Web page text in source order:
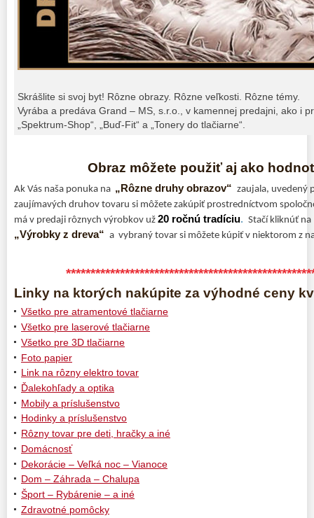
Skrášlite si svoj byt! Rôzne obrazy. Rôzne veľkosti. Rôzne témy.
Vyrába a predáva Grand – MS, s.r.o., v kamennej predajni, ako i
„Spektrum-Shop“, „Buď-Fit“ a „Tonery do tlačiarne“.
Obraz môžete použiť aj ako
Ak Vás naša ponuka na „Rôzne druhy obrazov“ zaujala, uvedený
zaujímavých druhov tovaru si môžete zakúpiť prostredníctvom
má v predaji rôznych výrobkov už 20 ročnú tradíciu. Stačí kliknúť
„Výrobky z dreva“ a vybraný tovar si môžete kúpiť v niektorom z
Linky na ktorých nakúpite za výhodné ceny
Všetko pre atramentové tlačiarne
Všetko pre laserové tlačiarne
Všetko pre 3D tlačiarne
Foto papier
Link na rôzny elektro tovar
Ďalekohľady a optika
Mobily a príslušenstvo
Hodinky a príslušenstvo
Rôzny tovar pre deti, hračky a iné
Domácnosť
Dekorácie – Veľká noc – Vianoce
Dom – Záhrada – Chalupa
Šport – Rybárenie – a iné
Zdravotné pomôcky